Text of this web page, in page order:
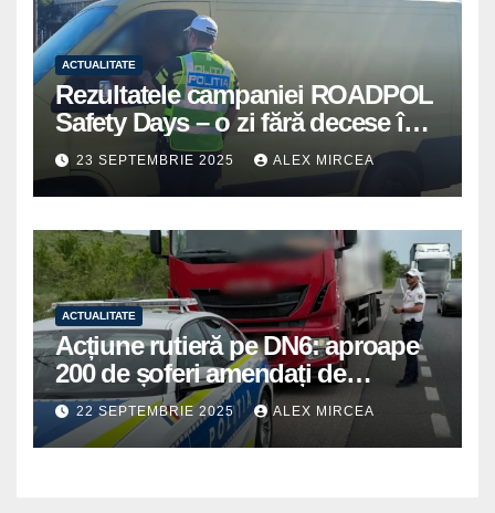
ACTUALITATE
Rezultatele campaniei ROADPOL
Safety Days – o zi fără decese în
trafic
23 SEPTEMBRIE 2025 ALEX MIRCEA
ACTUALITATE
Acțiune rutieră pe DN6: aproape
200 de șoferi amendați de
polițiștii din Mihăilești
22 SEPTEMBRIE 2025 ALEX MIRCEA